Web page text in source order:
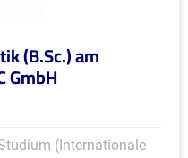
(B.Sc.) am
GmbH
(Internationale